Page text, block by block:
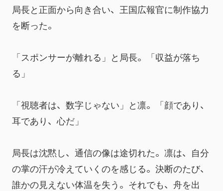
局長と正面から向き合い、王国広報官に制作協力
を断った。
「スポンサーが離れる」と局長。「収益が落ち
る」
「視聴者は、数字じゃない」と凛。「顔であり、
耳であり、心だ」
局長は沈黙し、通信の像は途切れた。凛は、自分
の掌の汗が冷えていくのを感じる。決断のたび、
誰かの見えない体温を失う。それでも、舟を出